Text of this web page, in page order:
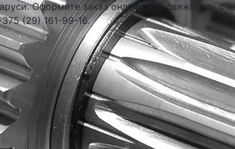
Оформите заказ онлайн или свяжитесь с
(29) 161-99-16.